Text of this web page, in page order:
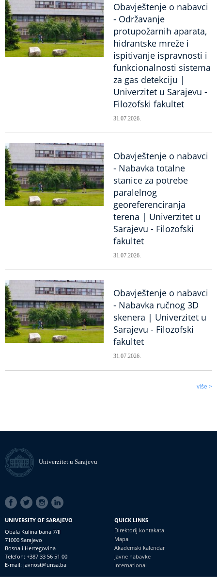
Obavještenje o nabavci
- Održavanje
protupožarnih aparata,
hidrantske mreže i
ispitivanje ispravnosti i
funkcionalnosti sistema
za gas detekciju |
Univerzitet u Sarajevu -
Filozofski fakultet
31.07.2026.
Obavještenje o nabavci
- Nabavka totalne
stanice za potrebe
paralelnog
georeferenciranja
terena | Univerzitet u
Sarajevu - Filozofski
fakultet
31.07.2026.
Obavještenje o nabavci
- Nabavka ručnog 3D
skenera | Univerzitet u
Sarajevu - Filozofski
fakultet
31.07.2026.
više >
Univerzitet u Sarajevu
SOCIAL
LINKS
UNIVERSITY OF SARAJEVO
Obala Kulina bana 7/II
71000 Sarajevo
Bosna i Hercegovina
Telefon: +387 33 56 51 00
E-mail: javnost@unsa.ba
QUICK LINKS
Direktorij kontakata
Mapa
Akademski kalendar
Javne nabavke
International